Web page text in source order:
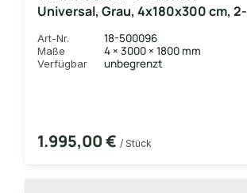
Universal, Grau, 4x180x300 cm, 2-
Art-Nr. 18-500096
Maße 4 × 3000 × 1800 mm
Verfügbar unbegrenzt
1.995,00 € / Stück